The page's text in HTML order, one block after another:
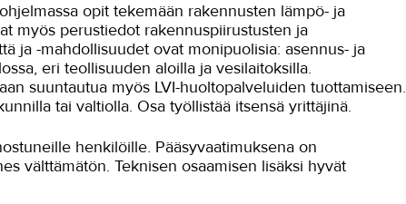
opit tekemään rakennusten lämpö- ja
myös perustiedot rakennuspiirustusten ja
ja -mahdollisuudet ovat monipuolisia: asennus- ja
eri teollisuuden aloilla ja vesilaitoksilla.
suuntautua myös LVI-huoltopalveluiden tuottamiseen.
tai valtiolla. Osa työllistää itsensä yrittäjinä.
henkilöille. Pääsyvaatimuksena on
välttämätön. Teknisen osaamisen lisäksi hyvät